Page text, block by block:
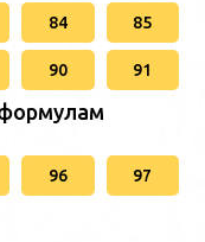
84 85
90 91
96 97